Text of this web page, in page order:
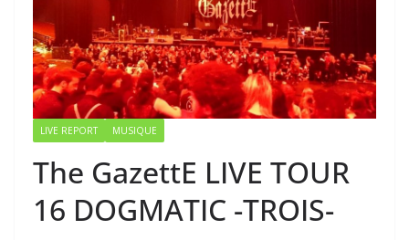
LIVE REPORT MUSIQUE
The GazettE LIVE TOUR
16 DOGMATIC -TROIS-